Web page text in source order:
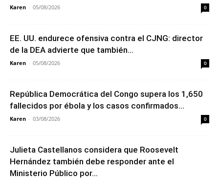
Karen - 05/08/2026 0
EE. UU. endurece ofensiva contra el CJNG: director
de la DEA advierte que también...
Karen - 05/08/2026 0
República Democrática del Congo supera los 1,650
fallecidos por ébola y los casos confirmados...
Karen - 03/08/2026 0
Julieta Castellanos considera que Roosevelt
Hernández también debe responder ante el
Ministerio Público por...